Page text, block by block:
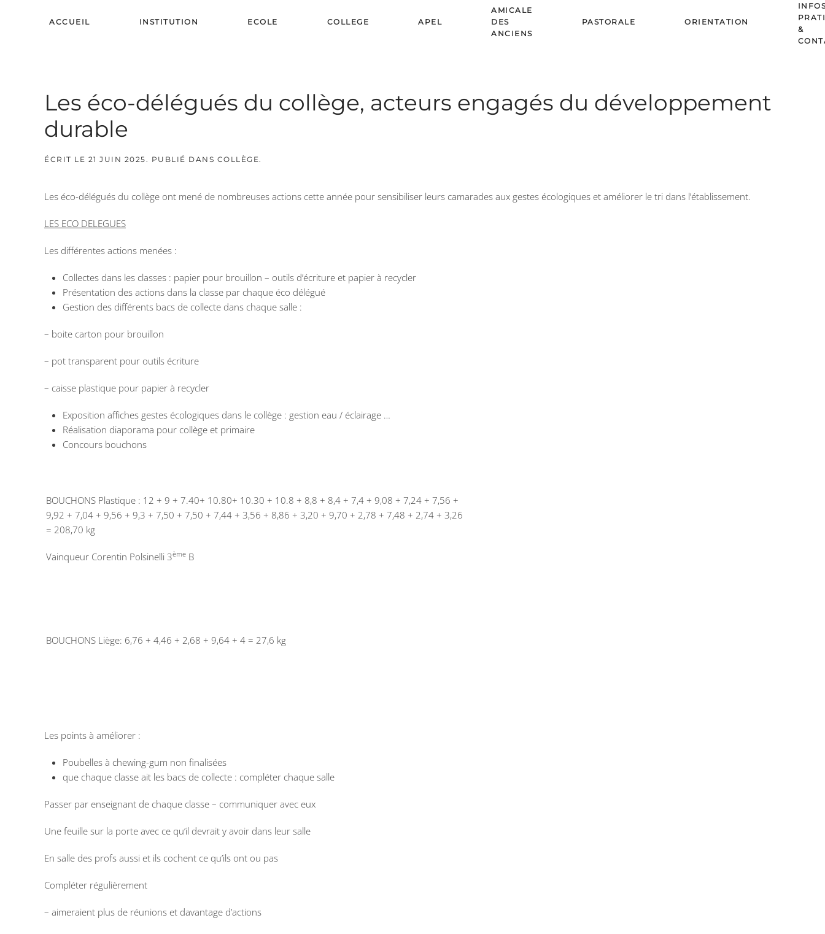
ACCUEIL INSTITUTION ECOLE COLLEGE APEL
AMICALE
DES
ANCIENS
PASTORALE ORIENTATION
&
Les éco-délégués du collège, acteurs engagés du développement
durable
ÉCRIT LE 21 JUIN 2025. PUBLIÉ DANS COLLÈGE.
Les éco-délégués du collège ont mené de nombreuses actions cette année pour sensibiliser leurs camarades aux gestes écologiques et améliorer le tri dans l’établissement.
LES ECO DELEGUES
Les différentes actions menées :
Collectes dans les classes : papier pour brouillon – outils d’écriture et papier à recycler
Présentation des actions dans la classe par chaque éco délégué
Gestion des différents bacs de collecte dans chaque salle :
– boite carton pour brouillon
– pot transparent pour outils écriture
– caisse plastique pour papier à recycler
Exposition affiches gestes écologiques dans le collège : gestion eau / éclairage …
Réalisation diaporama pour collège et primaire
Concours bouchons
BOUCHONS Plastique : 12 + 9 + 7.40+ 10.80+ 10.30 + 10.8 + 8,8 + 8,4 + 7,4 + 9,08 + 7,24 + 7,56 +
9,92 + 7,04 + 9,56 + 9,3 + 7,50 + 7,50 + 7,44 + 3,56 + 8,86 + 3,20 + 9,70 + 2,78 + 7,48 + 2,74 + 3,26
= 208,70 kg
Vainqueur Corentin Polsinelli 3ème B
BOUCHONS Liège: 6,76 + 4,46 + 2,68 + 9,64 + 4 = 27,6 kg
Les points à améliorer :
Poubelles à chewing-gum non finalisées
que chaque classe ait les bacs de collecte : compléter chaque salle
Passer par enseignant de chaque classe – communiquer avec eux
Une feuille sur la porte avec ce qu’il devrait y avoir dans leur salle
En salle des profs aussi et ils cochent ce qu’ils ont ou pas
Compléter régulièrement
– aimeraient plus de réunions et davantage d’actions